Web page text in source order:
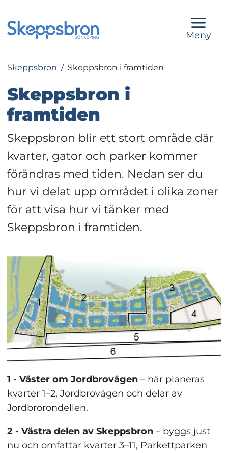
Meny
Skeppsbron / Skeppsbron i framtiden
Skeppsbron i
framtiden
Skeppsbron blir ett stort område där
kvarter, gator och parker kommer
förändras med tiden. Nedan ser du
hur vi delat upp området i olika zoner
för att visa hur vi tänker med
Skeppsbron i framtiden.
1 - Väster om Jordbrovägen – här planeras
kvarter 1–2, Jordbrovägen och delar av
Jordbrorondellen.
2 - Västra delen av Skeppsbron – byggs just
nu och omfattar kvarter 3–11, Parkettparken